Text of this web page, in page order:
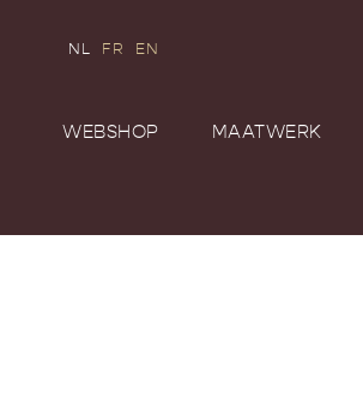
NL FR EN
WEBSHOP MAATWERK